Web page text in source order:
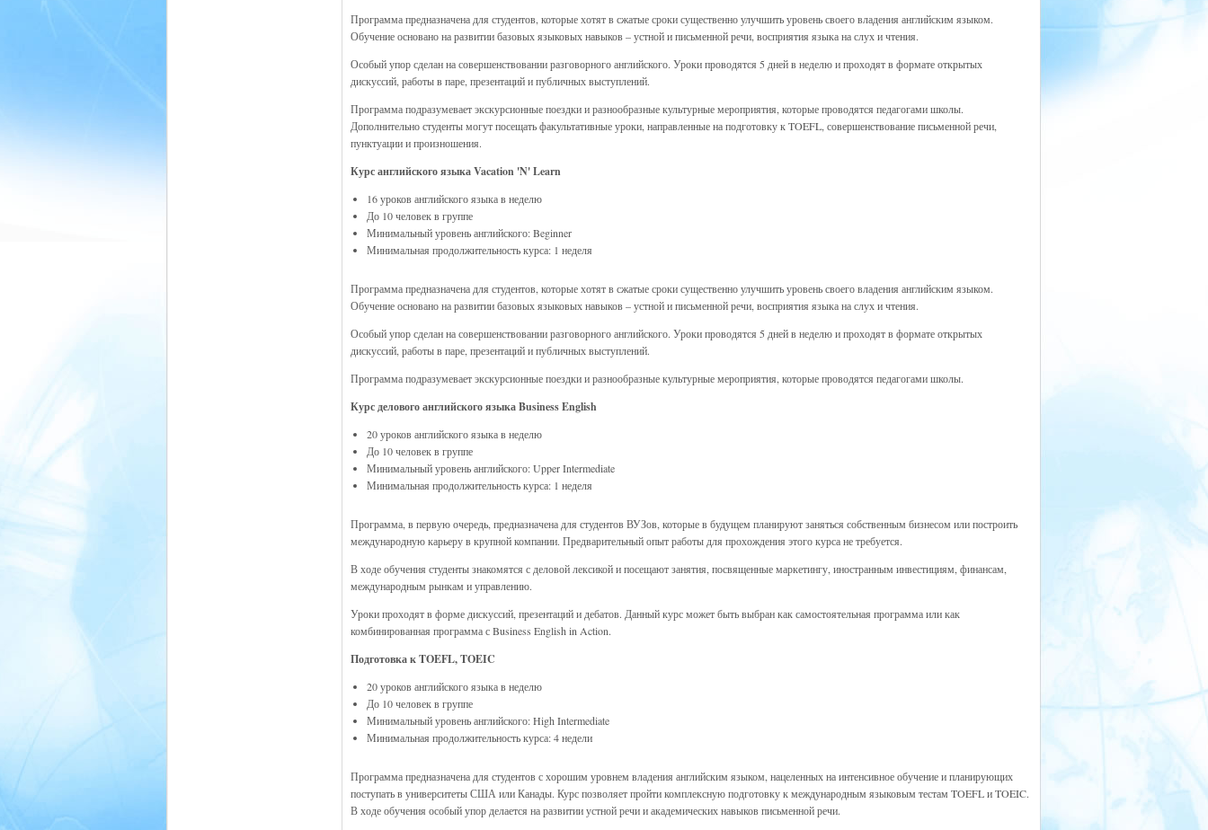
Программа предназначена для студентов, которые хотят в сжатые сроки существенно улучшить уровень своего владения английским языком.
Обучение основано на развитии базовых языковых навыков – устной и письменной речи, восприятия языка на слух и чтения.
Особый упор сделан на совершенствовании разговорного английского. Уроки проводятся 5 дней в неделю и проходят в формате открытых
дискуссий, работы в паре, презентаций и публичных выступлений.
Программа подразумевает экскурсионные поездки и разнообразные культурные мероприятия, которые проводятся педагогами школы.
Дополнительно студенты могут посещать факультативные уроки, направленные на подготовку к TOEFL, совершенствование письменной речи,
пунктуации и произношения.
Курс английского языка Vacation 'N' Learn
16 уроков английского языка в неделю
До 10 человек в группе
Минимальный уровень английского: Beginner
Минимальная продолжительность курса: 1 неделя
Программа предназначена для студентов, которые хотят в сжатые сроки существенно улучшить уровень своего владения английским языком.
Обучение основано на развитии базовых языковых навыков – устной и письменной речи, восприятия языка на слух и чтения.
Особый упор сделан на совершенствовании разговорного английского. Уроки проводятся 5 дней в неделю и проходят в формате открытых
дискуссий, работы в паре, презентаций и публичных выступлений.
Программа подразумевает экскурсионные поездки и разнообразные культурные мероприятия, которые проводятся педагогами школы.
Курс делового английского языка Business English
20 уроков английского языка в неделю
До 10 человек в группе
Минимальный уровень английского: Upper Intermediate
Минимальная продолжительность курса: 1 неделя
Программа, в первую очередь, предназначена для студентов ВУЗов, которые в будущем планируют заняться собственным бизнесом или построить
международную карьеру в крупной компании. Предварительный опыт работы для прохождения этого курса не требуется.
В ходе обучения студенты знакомятся с деловой лексикой и посещают занятия, посвященные маркетингу, иностранным инвестициям, финансам,
международным рынкам и управлению.
Уроки проходят в форме дискуссий, презентаций и дебатов. Данный курс может быть выбран как самостоятельная программа или как
комбинированная программа с Business English in Action.
Подготовка к TOEFL, TOEIC
20 уроков английского языка в неделю
До 10 человек в группе
Минимальный уровень английского: High Intermediate
Минимальная продолжительность курса: 4 недели
Программа предназначена для студентов с хорошим уровнем владения английским языком, нацеленных на интенсивное обучение и планирующих
поступать в университеты США или Канады. Курс позволяет пройти комплексную подготовку к международным языковым тестам TOEFL и TOEIC.
В ходе обучения особый упор делается на развитии устной речи и академических навыков письменной речи.